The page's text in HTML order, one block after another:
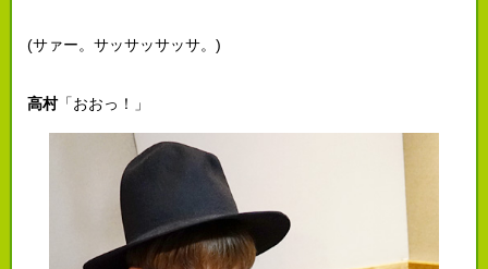
(サァー。サッサッサッサ。)
高村「おおっ！」